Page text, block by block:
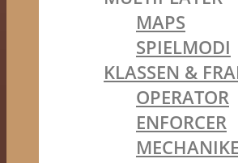
MAPS
SPIELMODI
KLASSEN &
OPERATOR
ENFORCER